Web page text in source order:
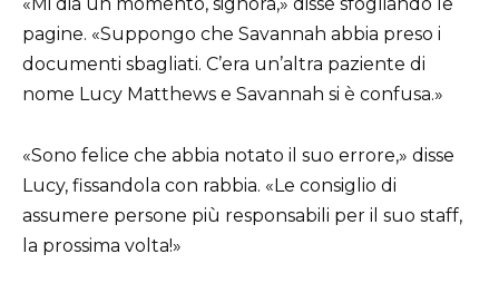
«Mi dia un momento, signora,» disse sfogliando le
pagine. «Suppongo che Savannah abbia preso i
documenti sbagliati. C’era un’altra paziente di
nome Lucy Matthews e Savannah si è confusa.»
«Sono felice che abbia notato il suo errore,» disse
Lucy, fissandola con rabbia. «Le consiglio di
assumere persone più responsabili per il suo staff,
la prossima volta!»